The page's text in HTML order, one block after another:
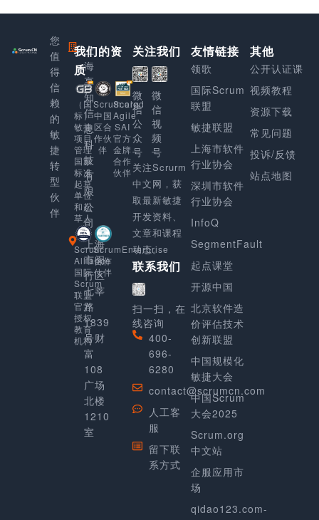
您
值
得
信
赖
的
敏
捷
转
型
伙
伴
上
海
享
知
信
息
科
技
有
限
公
司
上海
市闵
行区
七莘
路
1839
号财
富
108
广场
北楼
1210
室
我们的资
质
（国
标）
敏捷
项目
管理
国家
标准
起草
单位
和起
草人
Scrum.org
中国
区合
作伙
伴
Scaled
Agile
SAI
官方
金牌
合作
伙伴
Scrum
Alliance
国际
Scrum
联盟
官方
授权
教育
机构
ScrumEnterprise
合作
伙伴
关注我们
微
信
公
众
号
微
信
视
频
号
关注Scrurm
中文网，获
取最新敏捷
开发资料、
文章和课程
动态。
联系我们
扫一扫，在
线咨询
400-
696-
6280
contact@scrumcn.com
人工客
服
留下联
系方式
友情链接
领歌
国际Scrum
联盟
敏捷联盟
上海市软件
行业协会
深圳市软件
行业协会
InfoQ
SegmentFault
起点课堂
开源中国
北京软件造
价评估技术
创新联盟
中国规模化
敏捷大会
中国Scrum
大会2025
Scrum.org
中文站
企服应用市
场
qidao123.com-
其他
公开认证课
视频教程
资源下载
常见问题
投诉/反馈
站点地图